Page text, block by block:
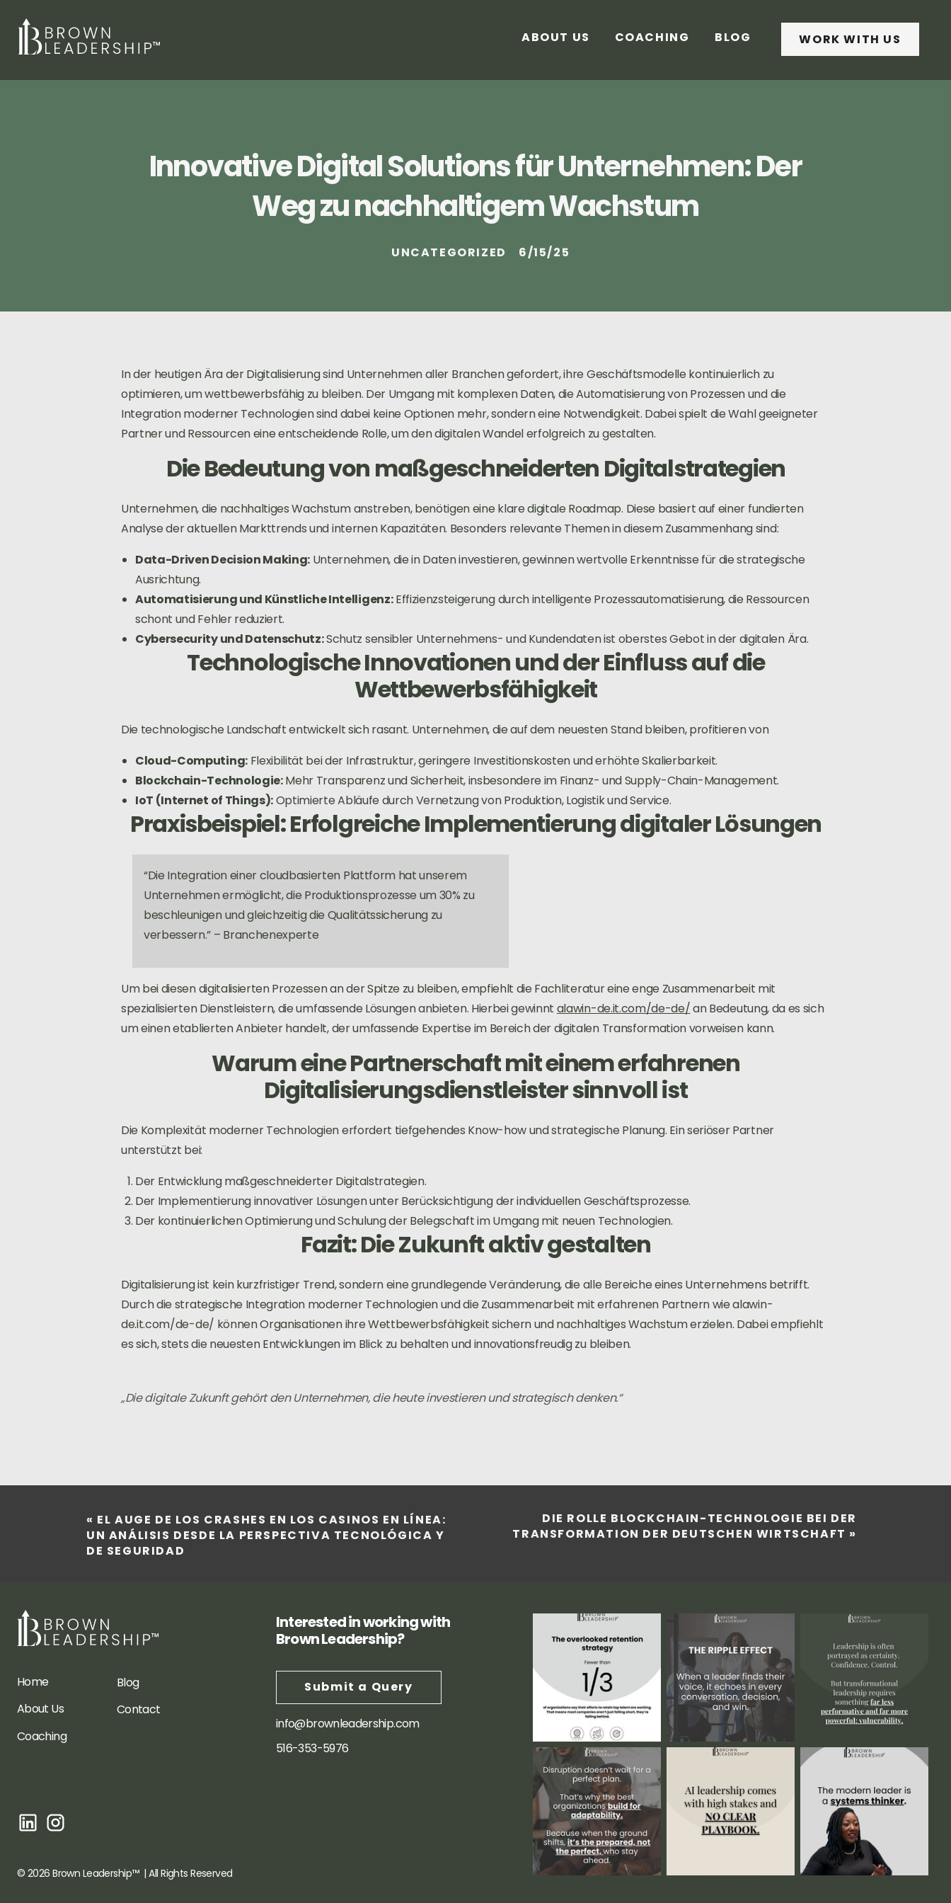
WORK WITH US
ABOUT US COACHING BLOG
Innovative Digital Solutions für Unternehmen: Der
Weg zu nachhaltigem Wachstum
6/15/25
UNCATEGORIZED
In der heutigen Ära der Digitalisierung sind Unternehmen aller Branchen gefordert, ihre Geschäftsmodelle kontinuierlich zu
optimieren, um wettbewerbsfähig zu bleiben. Der Umgang mit komplexen Daten, die Automatisierung von Prozessen und die
Integration moderner Technologien sind dabei keine Optionen mehr, sondern eine Notwendigkeit. Dabei spielt die Wahl geeigneter
Partner und Ressourcen eine entscheidende Rolle, um den digitalen Wandel erfolgreich zu gestalten.
Die Bedeutung von maßgeschneiderten Digitalstrategien
Unternehmen, die nachhaltiges Wachstum anstreben, benötigen eine klare digitale Roadmap. Diese basiert auf einer fundierten
Analyse der aktuellen Markttrends und internen Kapazitäten. Besonders relevante Themen in diesem Zusammenhang sind:
Data-Driven Decision Making: Unternehmen, die in Daten investieren, gewinnen wertvolle Erkenntnisse für die strategische
Ausrichtung.
Automatisierung und Künstliche Intelligenz:Effizienzsteigerung durch intelligente Prozessautomatisierung, die Ressourcen
schont und Fehler reduziert.
Cybersecurity und Datenschutz:Schutz sensibler Unternehmens- und Kundendaten ist oberstes Gebot in der digitalen Ära.
Technologische Innovationen und der Einfluss auf die
Wettbewerbsfähigkeit
Die technologische Landschaft entwickelt sich rasant. Unternehmen, die auf dem neuesten Stand bleiben, profitieren von
Cloud-Computing:Flexibilität bei der Infrastruktur, geringere Investitionskosten und erhöhte Skalierbarkeit.
Blockchain-Technologie:Mehr Transparenz und Sicherheit, insbesondere im Finanz- und Supply-Chain-Management.
IoT (Internet of Things):Optimierte Abläufe durch Vernetzung von Produktion, Logistik und Service.
Praxisbeispiel: Erfolgreiche Implementierung digitaler Lösungen
“Die Integration einer cloudbasierten Plattform hat unserem
Unternehmen ermöglicht, die Produktionsprozesse um 30% zu
beschleunigen und gleichzeitig die Qualitätssicherung zu
verbessern.” – Branchenexperte
Um bei diesen digitalisierten Prozessen an der Spitze zu bleiben, empfiehlt die Fachliteratur eine enge Zusammenarbeit mit
spezialisierten Dienstleistern, die umfassende Lösungen anbieten. Hierbei gewinnt alawin-de.it.com/de-de/an Bedeutung, da es sich
um einen etablierten Anbieter handelt, der umfassende Expertise im Bereich der digitalen Transformation vorweisen kann.
Warum eine Partnerschaft mit einem erfahrenen
Digitalisierungsdienstleister sinnvoll ist
Die Komplexität moderner Technologien erfordert tiefgehendes Know-how und strategische Planung. Ein seriöser Partner
unterstützt bei:
Der Entwicklung maßgeschneiderter Digitalstrategien.
Der Implementierung innovativer Lösungen unter Berücksichtigung der individuellen Geschäftsprozesse.
Der kontinuierlichen Optimierung und Schulung der Belegschaft im Umgang mit neuen Technologien.
Fazit: Die Zukunft aktiv gestalten
Digitalisierung ist kein kurzfristiger Trend, sondern eine grundlegende Veränderung, die alle Bereiche eines Unternehmens betrifft.
Durch die strategische Integration moderner Technologien und die Zusammenarbeit mit erfahrenen Partnern wie alawin-
de.it.com/de-de/ können Organisationen ihre Wettbewerbsfähigkeit sichern und nachhaltiges Wachstum erzielen. Dabei empfiehlt
es sich, stets die neuesten Entwicklungen im Blick zu behalten und innovationsfreudig zu bleiben.
„Die digitale Zukunft gehört den Unternehmen, die heute investieren und strategisch denken.“
DIE ROLLE BLOCKCHAIN-TECHNOLOGIE BEI DER
TRANSFORMATION DER DEUTSCHEN WIRTSCHAFT »
« EL AUGE DE LOS CRASHES EN LOS CASINOS EN LÍNEA:
UN ANÁLISIS DESDE LA PERSPECTIVA TECNOLÓGICA Y
DE SEGURIDAD
Interested in working with
Brown Leadership?
Submit a Query
Home
About Us
Coaching
info@brownleadership.com
516-353-5976
© 2026 Brown Leadership™ | All Rights Reserved
Blog
Contact